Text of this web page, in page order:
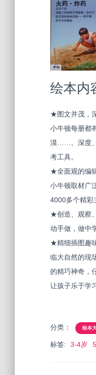
绘本内
★图文并茂，
小牛顿每册都
漠……。深度、
考工具。
★全面观的编
小牛顿取材广
4000多个精彩
★创造、观察
动手做，做中
★精细插图趣
临大自然的现
的精巧神奇，
让孩子乐于学
分类： 绘本
标签: 3-4岁